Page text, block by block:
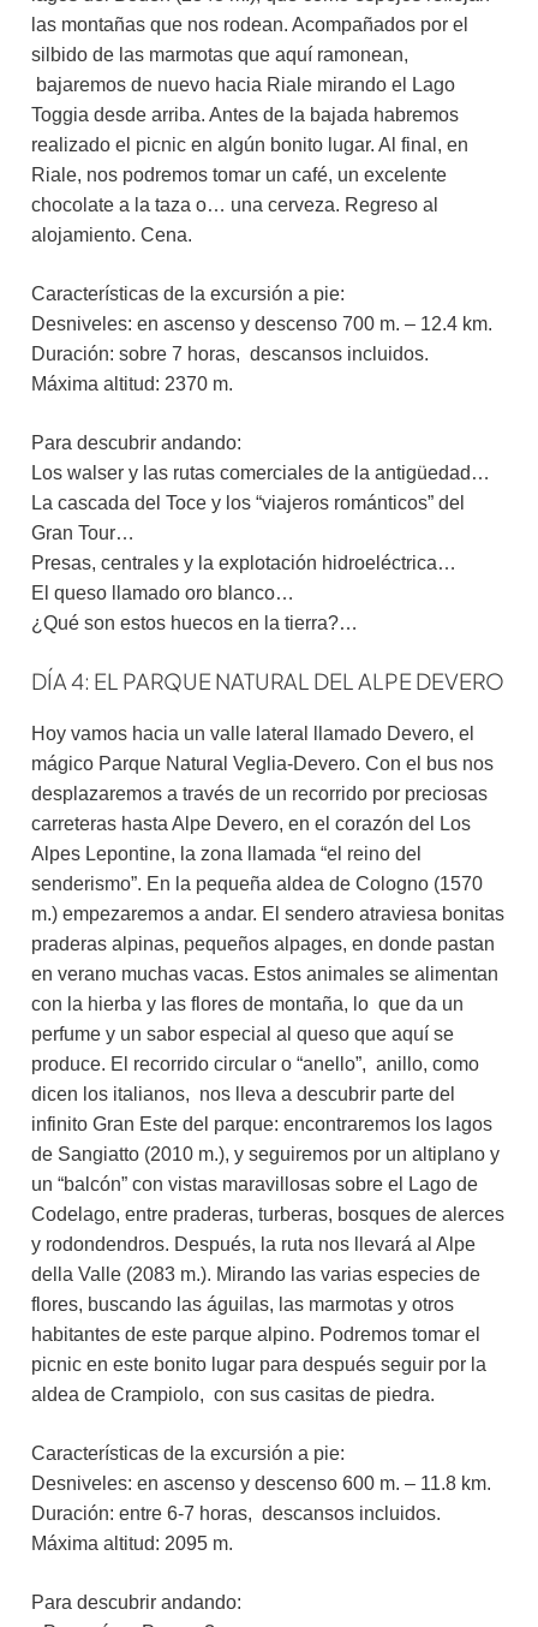
las montañas que nos rodean. Acompañados por el
silbido de las marmotas que aquí ramonean,
bajaremos de nuevo hacia Riale mirando el Lago
Toggia desde arriba. Antes de la bajada habremos
realizado el picnic en algún bonito lugar. Al final, en
Riale, nos podremos tomar un café, un excelente
chocolate a la taza o… una cerveza. Regreso al
alojamiento. Cena.
Características de la excursión a pie:
Desniveles: en ascenso y descenso 700 m. – 12.4 km.
Duración: sobre 7 horas, descansos incluidos.
Máxima altitud: 2370 m.
Para descubrir andando:
Los walser y las rutas comerciales de la antigüedad…
La cascada del Toce y los “viajeros románticos” del
Gran Tour…
Presas, centrales y la explotación hidroeléctrica…
El queso llamado oro blanco…
¿Qué son estos huecos en la tierra?…
DÍA 4: EL PARQUE NATURAL DEL ALPE DEVERO
Hoy vamos hacia un valle lateral llamado Devero, el
mágico Parque Natural Veglia-Devero. Con el bus nos
desplazaremos a través de un recorrido por preciosas
carreteras hasta Alpe Devero, en el corazón del Los
Alpes Lepontine, la zona llamada “el reino del
senderismo”. En la pequeña aldea de Cologno (1570
m.) empezaremos a andar. El sendero atraviesa bonitas
praderas alpinas, pequeños alpages, en donde pastan
en verano muchas vacas. Estos animales se alimentan
con la hierba y las flores de montaña, lo que da un
perfume y un sabor especial al queso que aquí se
produce. El recorrido circular o “anello”, anillo, como
dicen los italianos, nos lleva a descubrir parte del
infinito Gran Este del parque: encontraremos los lagos
de Sangiatto (2010 m.), y seguiremos por un altiplano y
un “balcón” con vistas maravillosas sobre el Lago de
Codelago, entre praderas, turberas, bosques de alerces
y rodondendros. Después, la ruta nos llevará al Alpe
della Valle (2083 m.). Mirando las varias especies de
flores, buscando las águilas, las marmotas y otros
habitantes de este parque alpino. Podremos tomar el
picnic en este bonito lugar para después seguir por la
aldea de Crampiolo, con sus casitas de piedra.
Características de la excursión a pie:
Desniveles: en ascenso y descenso 600 m. – 11.8 km.
Duración: entre 6-7 horas, descansos incluidos.
Máxima altitud: 2095 m.
Para descubrir andando: